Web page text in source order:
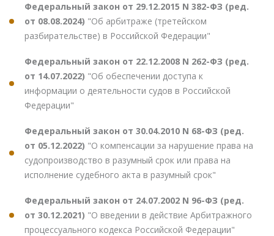
Федеральный закон от 29.12.2015 N 382-ФЗ (ред.
от 08.08.2024) "Об арбитраже (третейском
разбирательстве) в Российской Федерации"
Федеральный закон от 22.12.2008 N 262-ФЗ (ред.
от 14.07.2022) "Об обеспечении доступа к
информации о деятельности судов в Российской
Федерации"
Федеральный закон от 30.04.2010 N 68-ФЗ (ред.
от 05.12.2022) "О компенсации за нарушение права на
судопроизводство в разумный срок или права на
исполнение судебного акта в разумный срок"
Федеральный закон от 24.07.2002 N 96-ФЗ (ред.
от 30.12.2021) "О введении в действие Арбитражного
процессуального кодекса Российской Федерации"